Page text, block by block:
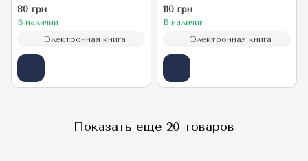
всё и всегда успевать
80 грн
В наличии
Электронная книга
и получить все, что
хочешь
110 грн
В наличии
Электронная книга
Показать еще 20 товаров